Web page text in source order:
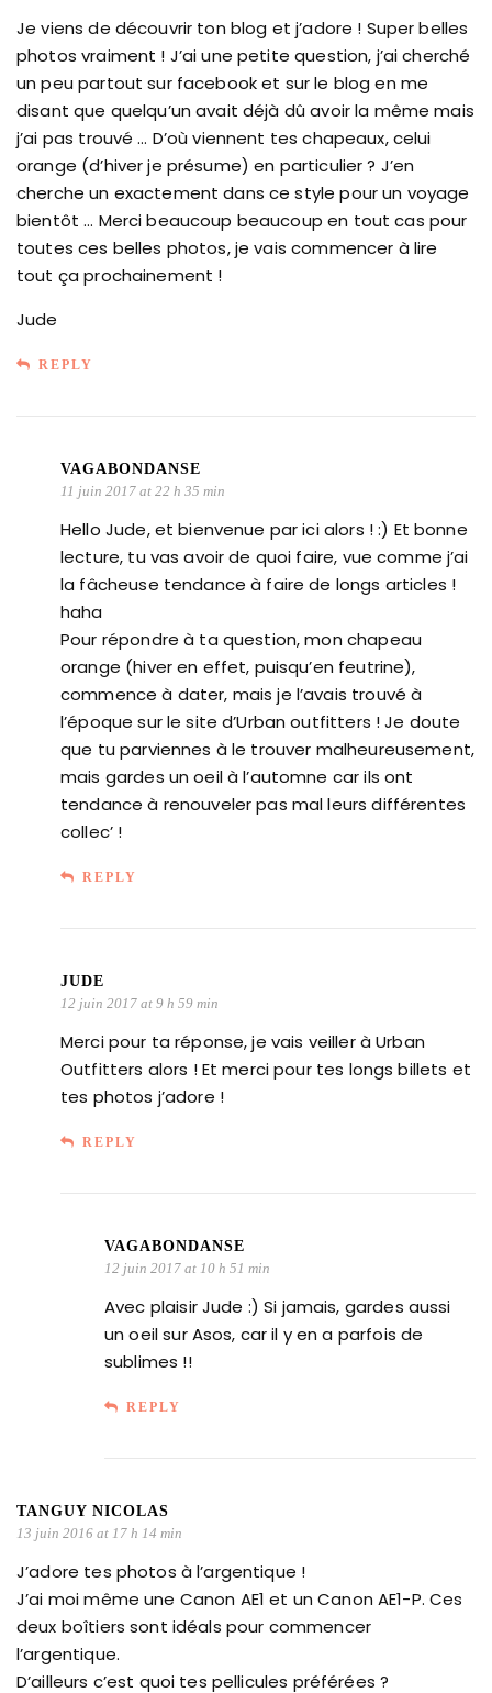
Je viens de découvrir ton blog et j’adore ! Super belles
photos vraiment ! J’ai une petite question, j’ai cherché
un peu partout sur facebook et sur le blog en me
disant que quelqu’un avait déjà dû avoir la même mais
j’ai pas trouvé … D’où viennent tes chapeaux, celui
orange (d’hiver je présume) en particulier ? J’en
cherche un exactement dans ce style pour un voyage
bientôt … Merci beaucoup beaucoup en tout cas pour
toutes ces belles photos, je vais commencer à lire
tout ça prochainement !
Jude
REPLY
VAGABONDANSE
11 juin 2017 at 22 h 35 min
Hello Jude, et bienvenue par ici alors ! :) Et bonne
lecture, tu vas avoir de quoi faire, vue comme j’ai
la fâcheuse tendance à faire de longs articles !
haha
Pour répondre à ta question, mon chapeau
orange (hiver en effet, puisqu’en feutrine),
commence à dater, mais je l’avais trouvé à
l’époque sur le site d’Urban outfitters ! Je doute
que tu parviennes à le trouver malheureusement,
mais gardes un oeil à l’automne car ils ont
tendance à renouveler pas mal leurs différentes
collec’ !
REPLY
JUDE
12 juin 2017 at 9 h 59 min
Merci pour ta réponse, je vais veiller à Urban
Outfitters alors ! Et merci pour tes longs billets et
tes photos j’adore !
REPLY
VAGABONDANSE
12 juin 2017 at 10 h 51 min
Avec plaisir Jude :) Si jamais, gardes aussi
un oeil sur Asos, car il y en a parfois de
sublimes !!
REPLY
TANGUY NICOLAS
13 juin 2016 at 17 h 14 min
J’adore tes photos à l’argentique !
J’ai moi même une Canon AE1 et un Canon AE1-P. Ces
deux boîtiers sont idéals pour commencer
l’argentique.
D’ailleurs c’est quoi tes pellicules préférées ?